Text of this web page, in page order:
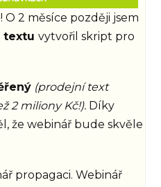
2 měsíce později jsem
textuvytvořil skript pro
(prodejní text
2 miliony Kč!). Díky
že webinář bude skvěle
propagaci. Webinář